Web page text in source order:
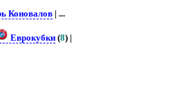
Коновалов | ...
Еврокубки (8) |